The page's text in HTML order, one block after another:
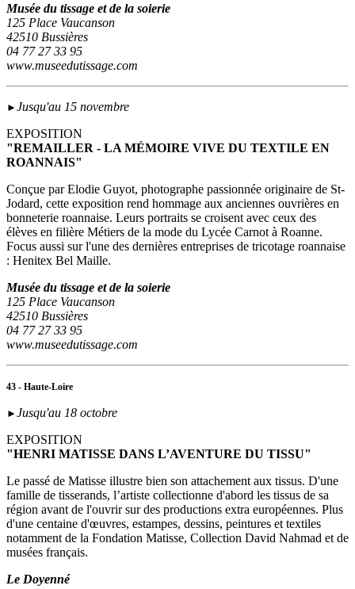
Musée du tissage et de la soierie
125 Place Vaucanson
42510 Bussières
04 77 27 33 95
www.museedutissage.com
► Jusqu'au 15 novembre
EXPOSITION
"REMAILLER - LA MÉMOIRE VIVE DU TEXTILE EN
ROANNAIS"
Conçue par Elodie Guyot, photographe passionnée originaire de St-
Jodard, cette exposition rend hommage aux anciennes ouvrières en
bonneterie roannaise. Leurs portraits se croisent avec ceux des
élèves en filière Métiers de la mode du Lycée Carnot à Roanne.
Focus aussi sur l'une des dernières entreprises de tricotage roannaise
: Henitex Bel Maille.
Musée du tissage et de la soierie
125 Place Vaucanson
42510 Bussières
04 77 27 33 95
www.museedutissage.com
43 - Haute-Loire
► Jusqu'au 18 octobre
EXPOSITION
"HENRI MATISSE DANS L’AVENTURE DU TISSU"
Le passé de Matisse illustre bien son attachement aux tissus. D'une
famille de tisserands, l’artiste collectionne d'abord les tissus de sa
région avant de l'ouvrir sur des productions extra européennes. Plus
d'une centaine d'œuvres, estampes, dessins, peintures et textiles
notamment de la Fondation Matisse, Collection David Nahmad et de
musées français.
Le Doyenné